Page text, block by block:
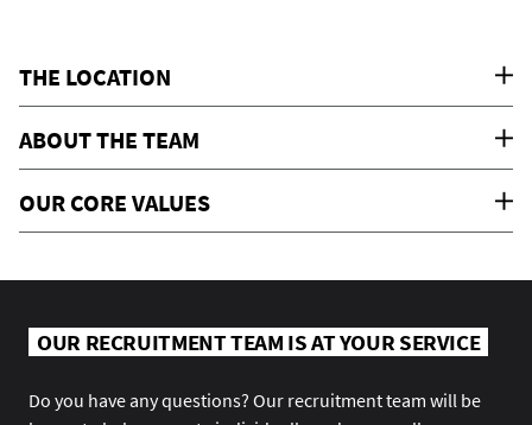
OUR RECRUITMENT TEAM IS AT YOUR SERVICE
Do you have any questions? Our recruitment team will be
THE LOCATION
ABOUT THE TEAM
OUR CORE VALUES